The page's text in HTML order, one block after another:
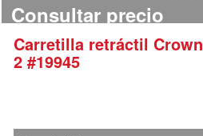
Consultar precio
Carretilla retráctil Crown
2 #19945